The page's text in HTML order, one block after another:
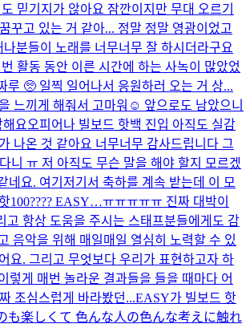
믿기지가 않아요 잠깐이지만 무대 오르기
꾸고 있는 거 같아... 정말 정말 영광이었고
분들이 노래를 너무너무 잘 하시더라구요
활동 동안 이른 시간에 하는 사녹이 많았었
루 🥺 일찍 일어나서 응원하러 오는 거 상...
느끼게 해줘서 고마워☺️ 앞으로도 남았으니
요오피어나 빌보드 핫백 진입 아직도 실감
나온 것 같아요 너무너무 감사드립니다 그
니 ㅠ 저 아직도 무슨 말을 해야 할지 모르겠
요. 여기저기서 축하를 계속 받는데 이 모
EASY…ㅠㅠㅠㅠㅠ 진짜 대박이
항상 도움을 주시는 스태프분들에게도 감
음악을 위해 매일매일 열심히 노력할 수 있
요. 그리고 무엇보다 우리가 표현하고자 하
게 매번 놀라운 결과들을 들을 때마다 어
조심스럽게 바라봤던...EASY가 빌보드 핫
も楽しくて 色んな人の色んな考えに触れ